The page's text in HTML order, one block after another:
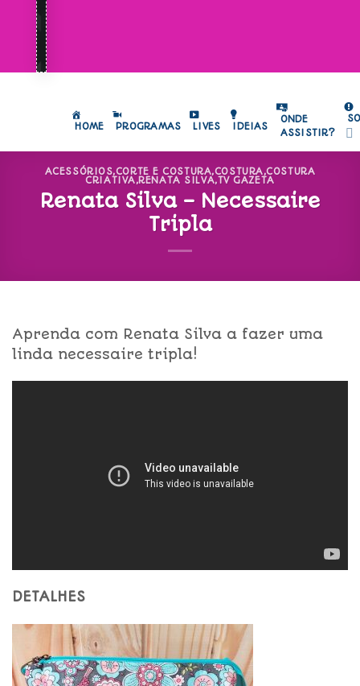
HOME PROGRAMAS LIVES IDEIAS
ONDE
ASSISTIR?
ACESSÓRIOS,CORTE E COSTURA,COSTURA,COSTURA
CRIATIVA,RENATA SILVA,TV GAZETA
Renata Silva – Necessaire
Tripla
Aprenda com Renata Silva a fazer uma
linda necessaire tripla!
DETALHES